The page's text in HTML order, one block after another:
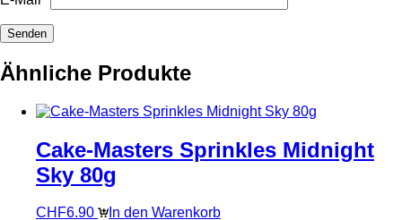
Ähnliche Produkte
Cake-Masters Sprinkles Midnight
Sky 80g
CHF6.90 In den Warenkorb